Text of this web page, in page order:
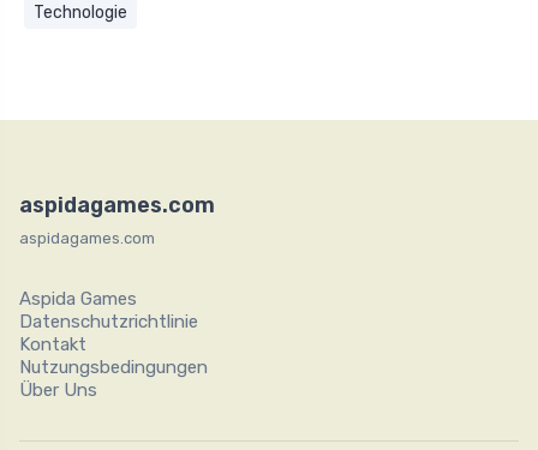
Technologie
aspidagames.com
aspidagames.com
Aspida Games
Datenschutzrichtlinie
Kontakt
Nutzungsbedingungen
Über Uns